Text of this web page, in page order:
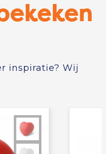
inspiratie? Wij